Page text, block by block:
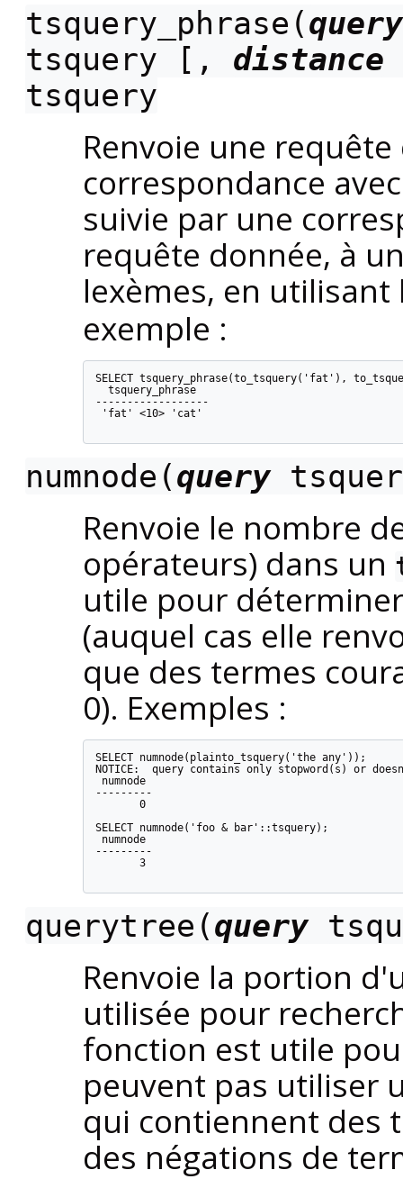
tsquery_phrase(
tsquery [, distance
tsquery
Renvoie une
correspondance
suivie par une
requête donnée, à
lexèmes, en
exemple :
SELECT tsquery_phrase(to_tsquery('fat'),
  tsquery_phrase
------------------
'fat' <10> 'cat'
numnode(query
Renvoie le nombre
opérateurs) dans un
utile pour
(auquel cas elle
que des termes
0). Exemples :
SELECT numnode(plainto_tsquery('the any'));
NOTICE:  query contains only stopword(s) or
numnode
---------
       0
SELECT numnode('foo & bar'::tsquery);
numnode
---------
       3
querytree(query
Renvoie la portion
utilisée pour
fonction est utile
peuvent pas utiliser
qui contiennent des
des négations de